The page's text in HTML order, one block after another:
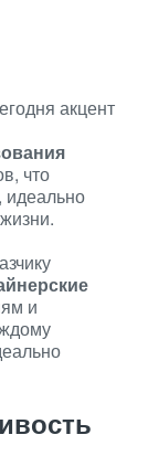
акцент
что
идеально
и